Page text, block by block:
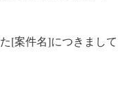
[案件名]につきまして